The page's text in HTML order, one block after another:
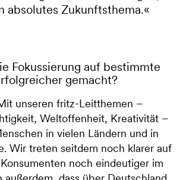
absolutes Zukunftsthema.
Fokussierung auf bestimmte
gemacht?
unseren fritz-Leitthemen –
Weltoffenheit, Kreativität –
in vielen Ländern und in
Wir treten seitdem noch klarer auf
noch eindeutiger im